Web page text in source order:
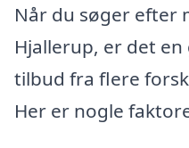
Når du søger efter
Hjallerup, er det
tilbud fra flere
Her er nogle